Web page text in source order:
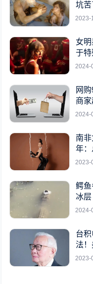
坑
2023-
女明
于
2024-
网
商
2024-
南
年
2023-
鳄
冰
2024-
台
法
2023-